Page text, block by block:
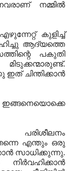
നമ്മില്‍
കുളിച്ച്‌
ആദ്യത്തെ
പകുതി
ഇത്‌ ചിന്തിക്കാന്‍
എന്തും ഒരു
സാധിക്കുന്നു.